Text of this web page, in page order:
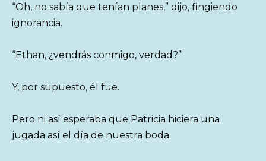
“Oh, no sabía que tenían planes,” dijo, fingiendo
ignorancia.
“Ethan, ¿vendrás conmigo, verdad?”
Y, por supuesto, él fue.
Pero ni así esperaba que Patricia hiciera una
jugada así el día de nuestra boda.